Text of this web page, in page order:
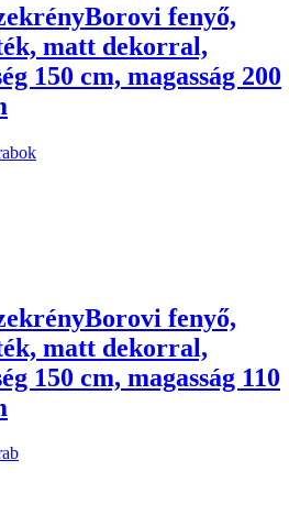
Borovi fenyő,
matt dekorral,
150 cm, magasság 200
Borovi fenyő,
matt dekorral,
150 cm, magasság 110